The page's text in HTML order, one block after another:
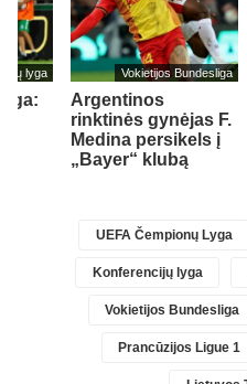
lyga Vokietijos Bundesliga
Argentinos
rinktinės gynėjas F.
Medina persikels į
„Bayer“ klubą
UEFA Čempionų Lyga
Konferencijų lyga
Vokietijos Bundesliga
Prancūzijos Ligue 1